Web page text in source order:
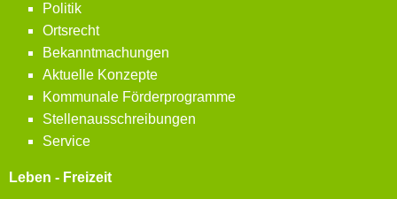
Politik
Ortsrecht
Bekanntmachungen
Aktuelle Konzepte
Kommunale Förderprogramme
Stellenausschreibungen
Service
Leben - Freizeit